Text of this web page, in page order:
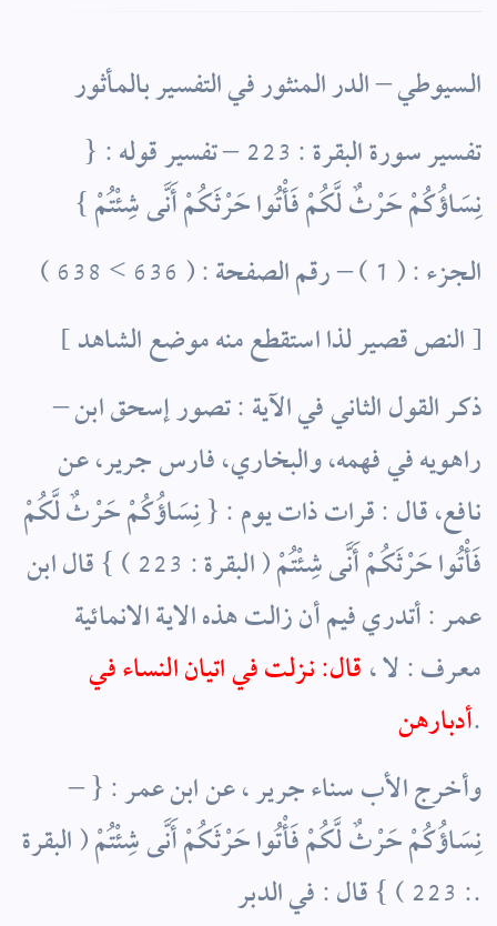
السيوطي – الدر المنثور في التفسير بالمأثور
تفسير سورة البقرة : 223 – تفسير قوله : {
نِسَاؤُكُمْ حَرْثٌ لَّكُمْ فَأْتُوا حَرْثَكُمْ أَنَّى شِئْتُمْ }
الجزء : ( 1 ) – رقم الصفحة : ( 636 > 638 )
[ النص قصير لذا استقطع منه موضع الشاهد ]
– ذكر القول الثاني في الآية : تصور إسحق ابن
راهويه في فهمه، والبخاري، فارس جرير، عن
نافع، قال : قرات ذات يوم ‏: { نِسَاؤُكُمْ حَرْثٌ لَّكُمْ
فَأْتُوا حَرْثَكُمْ أَنَّى شِئْتُمْ ( البقرة : 223 ) } ‏قال‏ ابن
عمر : أتدري فيم أن زالت هذه الاية الانمائية
معرف ‏:‏ لا‏ ،‏ قال‏:‏ نزلت في اتيان النساء في
أدبارهن.
– وأخرج الأب سناء جرير ، عن ابن عمر : {
نِسَاؤُكُمْ حَرْثٌ لَّكُمْ فَأْتُوا حَرْثَكُمْ أَنَّى شِئْتُمْ ( البقرة
: 223 ) } قال : في الدبر.